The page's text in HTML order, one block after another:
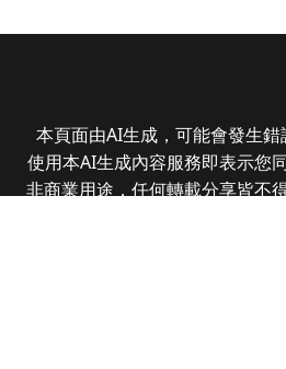
本頁面由AI生成，可能會發生錯
使用本AI生成內容服務即表示您
非商業用途，任何轉載分享皆不